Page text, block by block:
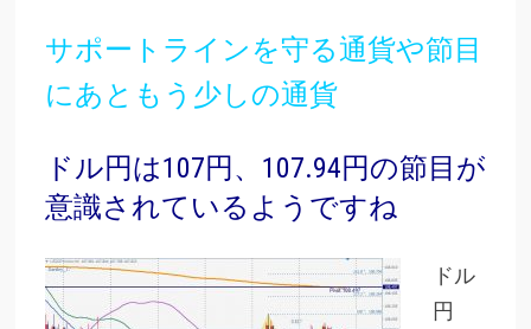
サポートラインを守る通貨や節目
にあともう少しの通貨
ドル円は107円、107.94円の節目が
意識されているようですね
ドル
円